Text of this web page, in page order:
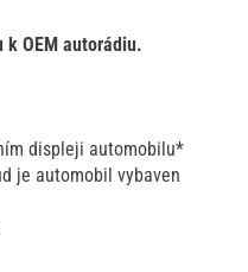
OEM autorádiu.
displeji automobilu*
je automobil vybaven